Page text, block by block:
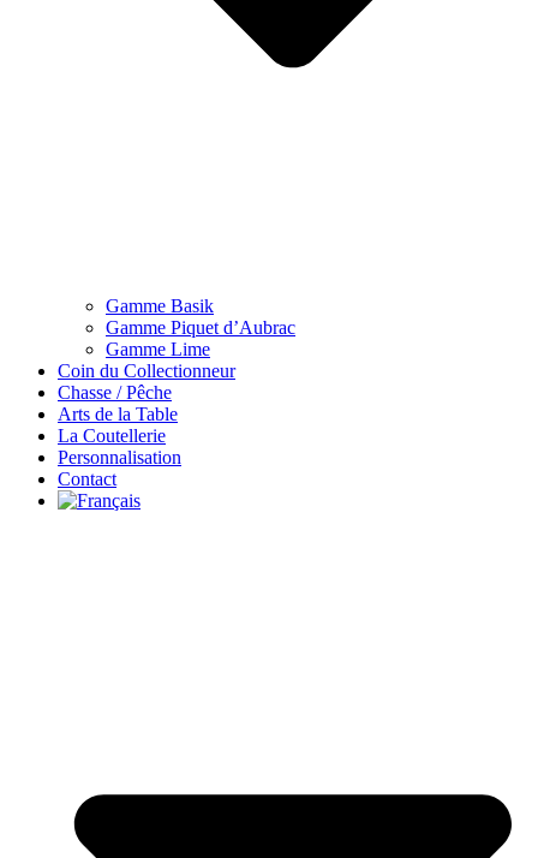
Gamme Basik
Gamme Piquet d’Aubrac
Gamme Lime
Coin du Collectionneur
Chasse / Pêche
Arts de la Table
La Coutellerie
Personnalisation
Contact